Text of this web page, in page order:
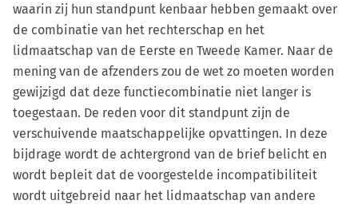
waarin zij hun standpunt kenbaar hebben gemaakt over
de combinatie van het rechterschap en het
lidmaatschap van de Eerste en Tweede Kamer. Naar de
mening van de afzenders zou de wet zo moeten worden
gewijzigd dat deze functiecombinatie niet langer is
toegestaan. De reden voor dit standpunt zijn de
verschuivende maatschappelijke opvattingen. In deze
bijdrage wordt de achtergrond van de brief belicht en
wordt bepleit dat de voorgestelde incompatibiliteit
wordt uitgebreid naar het lidmaatschap van andere